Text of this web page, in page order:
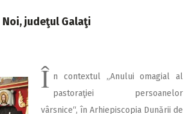
judeţul Galaţi
Î n contextul „Anului omagial al
pastoraţiei persoanelor
vârsnice“, în Arhiepiscopia Dunării de